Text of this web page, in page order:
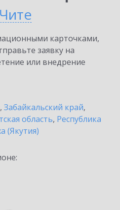
карточками,
заявку на
или внедрение
, Забайкальский край,
область, Республика
(Якутия)